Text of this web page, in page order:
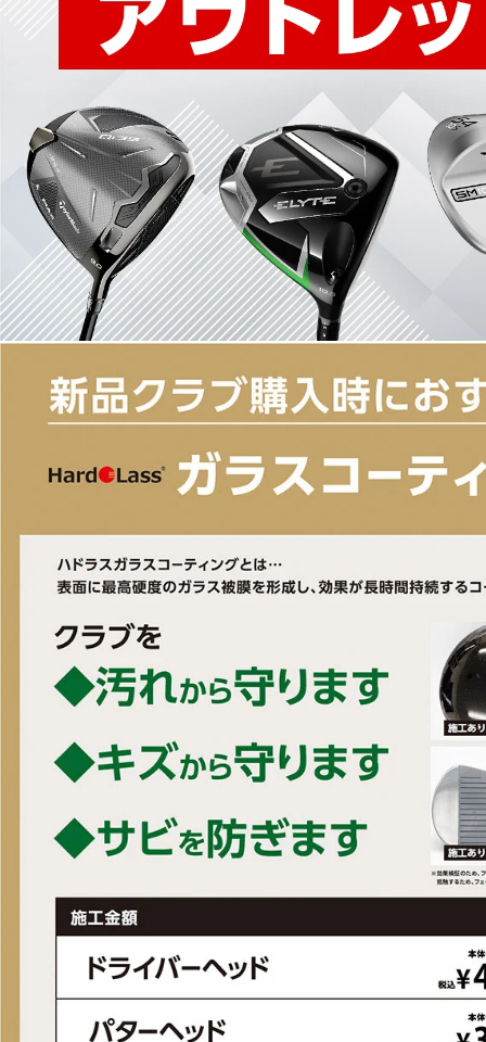
■ヘッドタイプ：ピン型
■付属ヘッドカバー：有
■付属品：ヘッドカバー
■ルール適合：○
■シャフト名：STROKE LAB 140(スチール)
■ロフト角(度)：5.3
■ライ角(度)：72.0
■クラブ長さ(インチ)：38
■生産国：中国 日本
■メーカー型番：7193432722